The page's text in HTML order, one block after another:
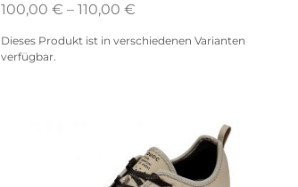
100,00 € – 110,00 €
Dieses Produkt ist in verschiedenen Varianten
verfügbar.